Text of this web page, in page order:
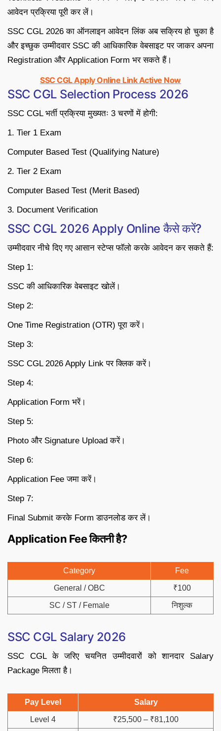
आवेदन प्रक्रिया पूरी कर लें।
SSC CGL 2026 का ऑनलाइन आवेदन लिंक अब सक्रिय हो चुका है
और इच्छुक उम्मीदवार SSC की आधिकारिक वेबसाइट पर जाकर अपना
Registration और Application Form भर सकते हैं।
SSC CGL Apply Online Link Active Now
SSC CGL Selection Process 2026
SSC CGL भर्ती प्रक्रिया मुख्यतः 3 चरणों में होगी:
1. Tier 1 Exam
Computer Based Test (Qualifying Nature)
2. Tier 2 Exam
Computer Based Test (Merit Based)
3. Document Verification
SSC CGL 2026 Apply Online कैसे करें?
उम्मीदवार नीचे दिए गए आसान स्टेप्स फॉलो करके आवेदन कर सकते हैं:
Step 1:
SSC की आधिकारिक वेबसाइट खोलें।
Step 2:
One Time Registration (OTR) पूरा करें।
Step 3:
SSC CGL 2026 Apply Link पर क्लिक करें।
Step 4:
Application Form भरें।
Step 5:
Photo और Signature Upload करें।
Step 6:
Application Fee जमा करें।
Step 7:
Final Submit करके Form डाउनलोड कर लें।
Application Fee कितनी है?
Category Fee
General / OBC ₹100
SC / ST / Female निशुल्क
SSC CGL Salary 2026
SSC CGL के जरिए चयनित उम्मीदवारों को शानदार Salary
Package मिलता है।
Pay Level Salary
Level 4 ₹25,500 – ₹81,100